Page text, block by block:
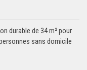
durable de 34 m² pour
sans domicile